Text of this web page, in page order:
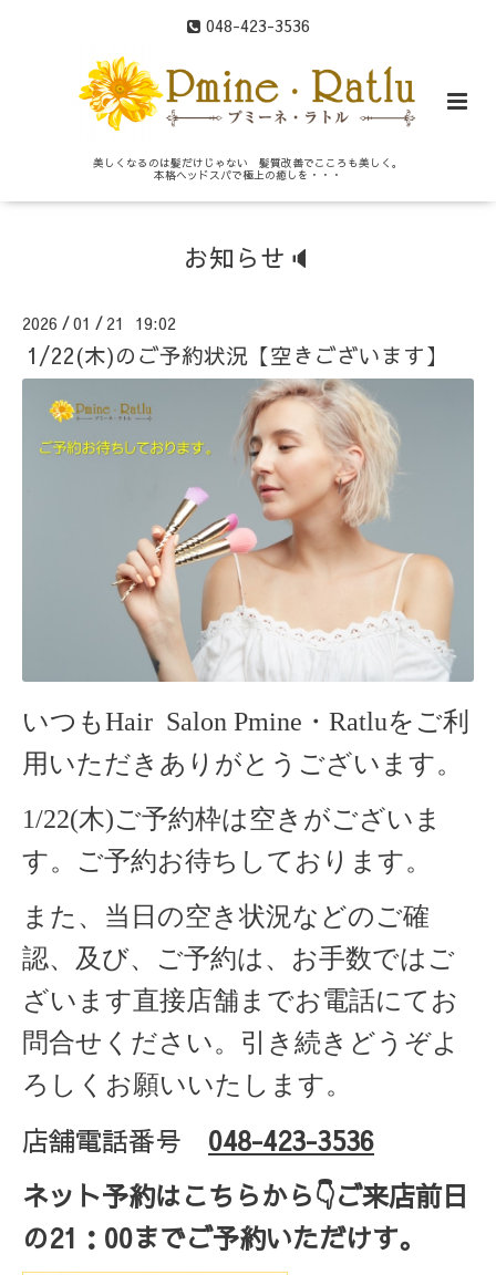
048-423-3536
美しくなるのは髪だけじゃない 髪質改善でこころも美しく。
本格ヘッドスパで極上の癒しを・・・
お知らせ🔈
2026 /01 / 21 19:02
1/22(木)のご予約状況【空きございます】
いつもHair Salon Pmine・Ratluをご利
用いただきありがとうございます。
1/22(木)ご予約枠は空きがございま
す。ご予約お待ちしております。
また、当日の空き状況などのご確
認、及び、ご予約は、お手数ではご
ざいます直接店舗までお電話にてお
問合せください。引き続きどうぞよ
ろしくお願いいたします。
店舗電話番号 048-423-3536
ネット予約はこちらから👇ご来店前日
の21 ： 00までご予約いただけす。